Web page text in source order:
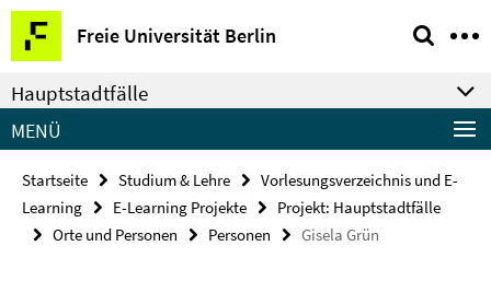
Springe
direkt
zu
Inhalt
Freie Universität Berlin
Service-
Navigation
Hauptstadtfälle
MENÜ
Startseite Studium & Lehre
Vorlesungsverzeichnis und E-
Learning
E-Learning Projekte
Projekt: Hauptstadtfälle
Orte und Personen
Personen Gisela Grün